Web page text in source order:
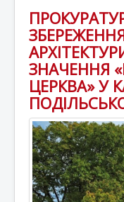
ЗНАЧЕННЯ
ЦЕРКВА» У